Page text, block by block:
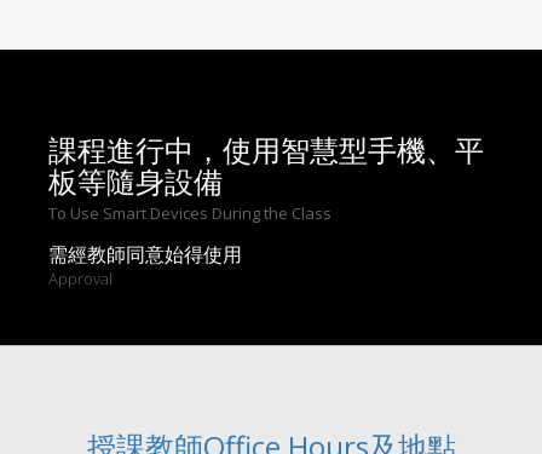
課程進行中，使用智慧型手機、平
板等隨身設備
To Use Smart Devices During the Class
需經教師同意始得使用
Approval